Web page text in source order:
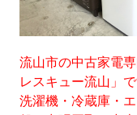
流山市の中古家電
レスキュー流山」で
洗濯機・冷蔵庫・